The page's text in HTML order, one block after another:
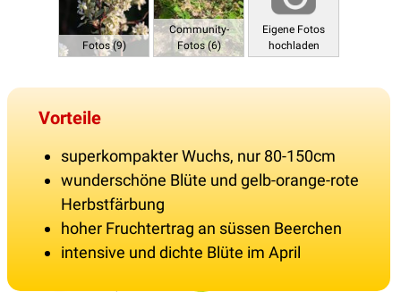
Fotos (9)
Community-
Fotos (6)
Eigene Fotos
hochladen
Vorteile
superkompakter Wuchs, nur 80-150cm
wunderschöne Blüte und gelb-orange-rote
Herbstfärbung
hoher Fruchtertrag an süssen Beerchen
intensive und dichte Blüte im April